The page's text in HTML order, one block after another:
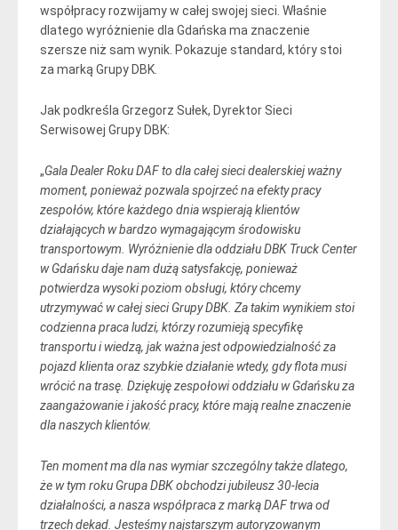
współpracy rozwijamy w całej swojej sieci. Właśnie
dlatego wyróżnienie dla Gdańska ma znaczenie
szersze niż sam wynik. Pokazuje standard, który stoi
za marką Grupy DBK.
Jak podkreśla Grzegorz Sułek, Dyrektor Sieci
Serwisowej Grupy DBK:
„Gala Dealer Roku DAF to dla całej sieci dealerskiej ważny
moment, ponieważ pozwala spojrzeć na efekty pracy
zespołów, które każdego dnia wspierają klientów
działających w bardzo wymagającym środowisku
transportowym. Wyróżnienie dla oddziału DBK Truck Center
w Gdańsku daje nam dużą satysfakcję, ponieważ
potwierdza wysoki poziom obsługi, który chcemy
utrzymywać w całej sieci Grupy DBK. Za takim wynikiem stoi
codzienna praca ludzi, którzy rozumieją specyfikę
transportu i wiedzą, jak ważna jest odpowiedzialność za
pojazd klienta oraz szybkie działanie wtedy, gdy flota musi
wrócić na trasę. Dziękuję zespołowi oddziału w Gdańsku za
zaangażowanie i jakość pracy, które mają realne znaczenie
dla naszych klientów.
Ten moment ma dla nas wymiar szczególny także dlatego,
że w tym roku Grupa DBK obchodzi jubileusz 30-lecia
działalności, a nasza współpraca z marką DAF trwa od
trzech dekad. Jesteśmy najstarszym autoryzowanym